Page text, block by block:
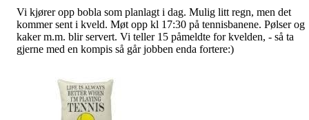
Vi kjører opp bobla som planlagt i dag. Mulig litt regn, men det
kommer sent i kveld. Møt opp kl 17:30 på tennisbanene. Pølser og
kaker m.m. blir servert. Vi teller 15 påmeldte for kvelden, - så ta
gjerne med en kompis så går jobben enda fortere:)